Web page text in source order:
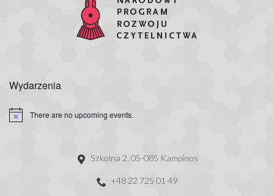
Wydarzenia
There are no upcoming events.
Szkolna 2, 05-085 Kampinos
+48 22 725 01 49